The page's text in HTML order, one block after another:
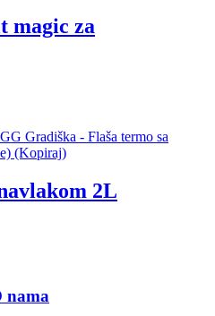
magic za
2L
nama